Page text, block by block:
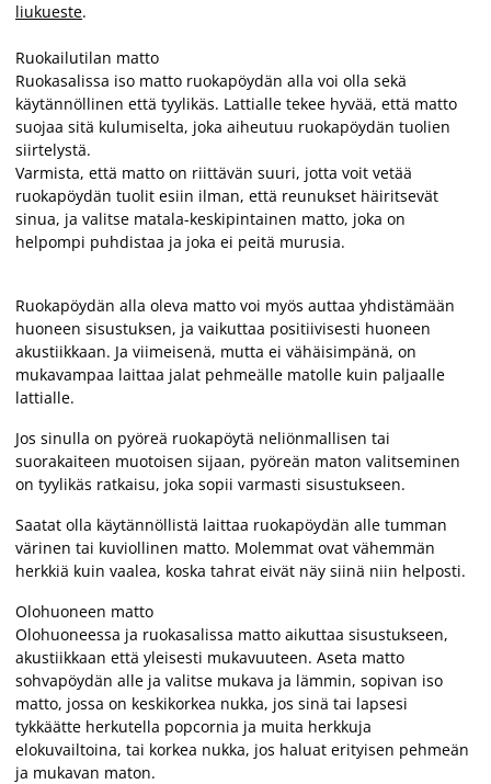
liukueste.
Ruokailutilan matto
Ruokasalissa iso matto ruokapöydän alla voi olla sekä
käytännöllinen että tyylikäs. Lattialle tekee hyvää, että matto
suojaa sitä kulumiselta, joka aiheutuu ruokapöydän tuolien
siirtelystä.
Varmista, että matto on riittävän suuri, jotta voit vetää
ruokapöydän tuolit esiin ilman, että reunukset häiritsevät
sinua, ja valitse matala-keskipintainen matto, joka on
helpompi puhdistaa ja joka ei peitä murusia.
Ruokapöydän alla oleva matto voi myös auttaa yhdistämään
huoneen sisustuksen, ja vaikuttaa positiivisesti huoneen
akustiikkaan. Ja viimeisenä, mutta ei vähäisimpänä, on
mukavampaa laittaa jalat pehmeälle matolle kuin paljaalle
lattialle.
Jos sinulla on pyöreä ruokapöytä neliönmallisen tai
suorakaiteen muotoisen sijaan, pyöreän maton valitseminen
on tyylikäs ratkaisu, joka sopii varmasti sisustukseen.
Saatat olla käytännöllistä laittaa ruokapöydän alle tumman
värinen tai kuviollinen matto. Molemmat ovat vähemmän
herkkiä kuin vaalea, koska tahrat eivät näy siinä niin helposti.
Olohuoneen matto
Olohuoneessa ja ruokasalissa matto aikuttaa sisustukseen,
akustiikkaan että yleisesti mukavuuteen. Aseta matto
sohvapöydän alle ja valitse mukava ja lämmin, sopivan iso
matto, jossa on keskikorkea nukka, jos sinä tai lapsesi
tykkäätte herkutella popcornia ja muita herkkuja
elokuvailtoina, tai korkea nukka, jos haluat erityisen pehmeän
ja mukavan maton.